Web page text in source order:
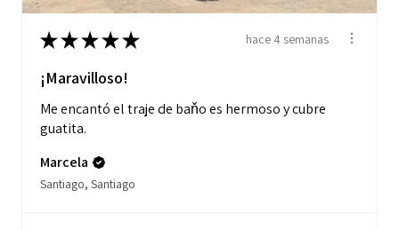
★★★★★ hace 4 semanas
¡Maravilloso!
Me encantó el traje de baňo es hermoso y cubre
guatita.
Marcela
Santiago, Santiago